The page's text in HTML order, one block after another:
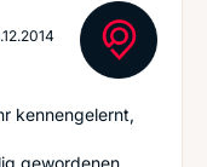
kennengelernt,
gewordenen